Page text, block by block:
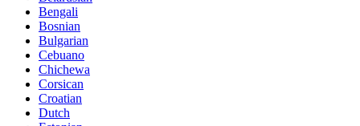
Bengali
Bosnian
Bulgarian
Cebuano
Chichewa
Corsican
Croatian
Dutch